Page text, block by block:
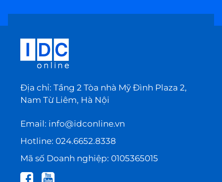
Địa chỉ: Tầng 2 Tòa nhà Mỹ Đình Plaza 2,
Nam Từ Liêm, Hà Nội
Email: info@idconline.vn
Hotline: 024.6652.8338
Mã số Doanh nghiệp: 0105365015